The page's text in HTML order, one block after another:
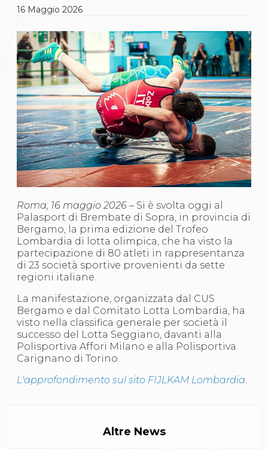
Lotta
La disciplina
News
Gare e Risultati
Attività Didattica
Albi Federali
Karate
La disciplina
News
Gare e Risultati
Attività Didattica
Albi Federali
Arti marziali
Ju Jitsu
Sumo
Capoeira
Grappling
BJJ
Pancrazio/Pankration
Calendario Attività
Difesa Personale MGA
La disciplina
News
Merchandising
Mappa del sito
Contatti
Catalogo formativo
16 Maggio2026
Roma, 16 maggio 2026 – Si è svolta oggi al
Palasport di Brembate di Sopra, in provincia di
Bergamo, la prima edizione del Trofeo
Lombardia di lotta olimpica, che ha visto la
partecipazione di 80 atleti in rappresentanza
di 23 società sportive provenienti da sette
regioni italiane.
La manifestazione, organizzata dal CUS
Bergamo e dal Comitato Lotta Lombardia, ha
visto nella classifica generale per società il
successo del Lotta Seggiano, davanti alla
Polisportiva Affori Milano e alla Polisportiva
Carignano di Torino.
L'approfondimento sul sito FIJLKAM Lombardia.
Altre News